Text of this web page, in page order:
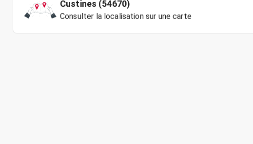
Custines (54670)
Consulter la localisation sur une carte